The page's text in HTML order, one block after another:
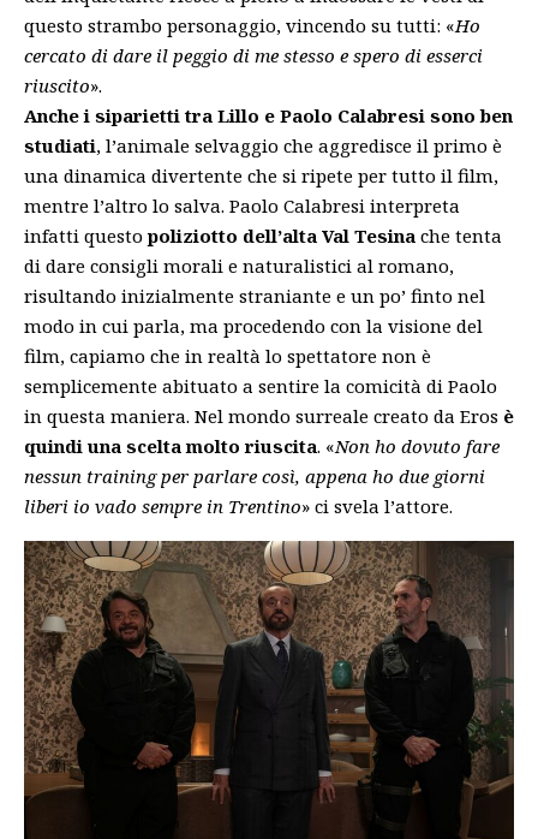
questo strambo personaggio, vincendo su tutti: «Ho
cercato di dare il peggio di me stesso e spero di esserci
riuscito».
Anche i siparietti tra Lillo e Paolo Calabresi sono ben
studiati, l’animale selvaggio che aggredisce il primo è
una dinamica divertente che si ripete per tutto il film,
mentre l’altro lo salva. Paolo Calabresi interpreta
infatti questo poliziotto dell’alta Val Tesina che tenta
di dare consigli morali e naturalistici al romano,
risultando inizialmente straniante e un po’ finto nel
modo in cui parla, ma procedendo con la visione del
film, capiamo che in realtà lo spettatore non è
semplicemente abituato a sentire la comicità di Paolo
in questa maniera. Nel mondo surreale creato da Eros è
quindi una scelta molto riuscita. «Non ho dovuto fare
nessun training per parlare così, appena ho due giorni
liberi io vado sempre in Trentino» ci svela l’attore.